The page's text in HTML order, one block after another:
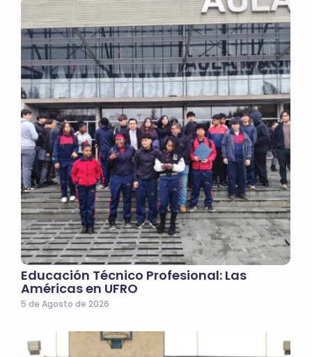
Educación Técnico Profesional: Las
Américas en UFRO
5 de Agosto de 2026